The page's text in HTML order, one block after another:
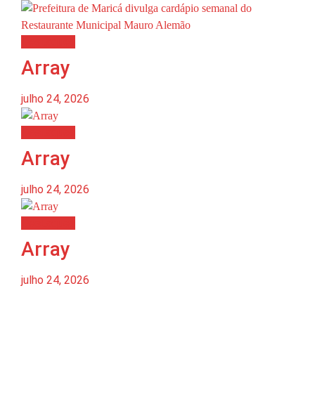
Array
julho 24, 2026
Array
julho 24, 2026
Array
julho 24, 2026